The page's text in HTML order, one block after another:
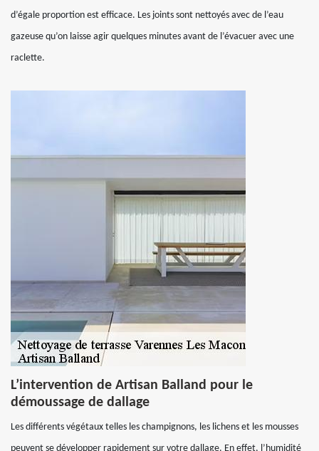
d’égale proportion est efficace. Les joints sont nettoyés avec de l’eau
gazeuse qu’on laisse agir quelques minutes avant de l’évacuer avec une
raclette.
L’intervention de Artisan Balland pour le
démoussage de dallage
Les différents végétaux telles les champignons, les lichens et les mousses
peuvent se développer rapidement sur votre dallage. En effet, l’humidité